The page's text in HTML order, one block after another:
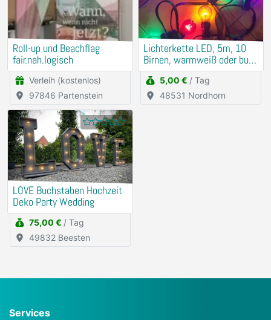
Roll-up und Beachflag
fair.nah.logisch
Verleih (kostenlos)
97846 Partenstein
Lichterkette LED, 5m, 10
Birnen, warmweiß oder bunt,
mieten
5,00 € / Tag
48531 Nordhorn
LOVE Buchstaben Hochzeit
Deko Party Wedding
75,00 € / Tag
49832 Beesten
Services